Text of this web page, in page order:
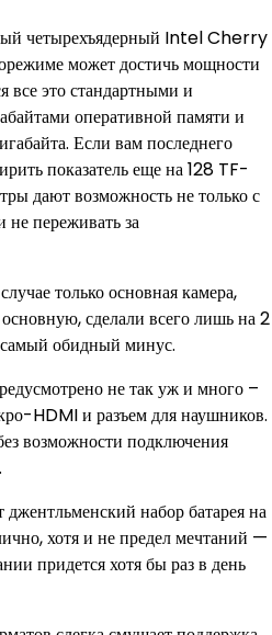
четырехъядерный Intel Cherry
может достичь мощности
все это стандартными и
оперативной памяти и
Если вам последнего
показатель еще на 128 TF-
дают возможность не только с
не переживать за
только основная камера,
сделали всего лишь на 2
обидный минус.
не так уж и много –
HDMI и разъем для наушников.
возможности подключения
набор батарея на
хотя и не предел мечтаний —
придется хотя бы раз в день